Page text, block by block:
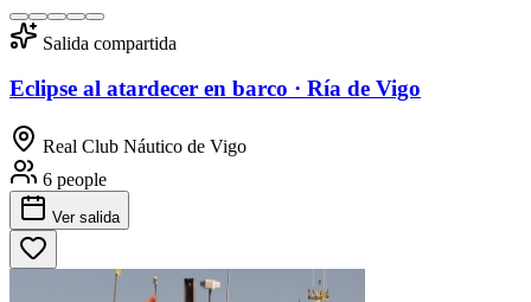
Salida compartida
Eclipse al atardecer en barco · Ría de Vigo
Real Club Náutico de Vigo
6 people
Ver salida